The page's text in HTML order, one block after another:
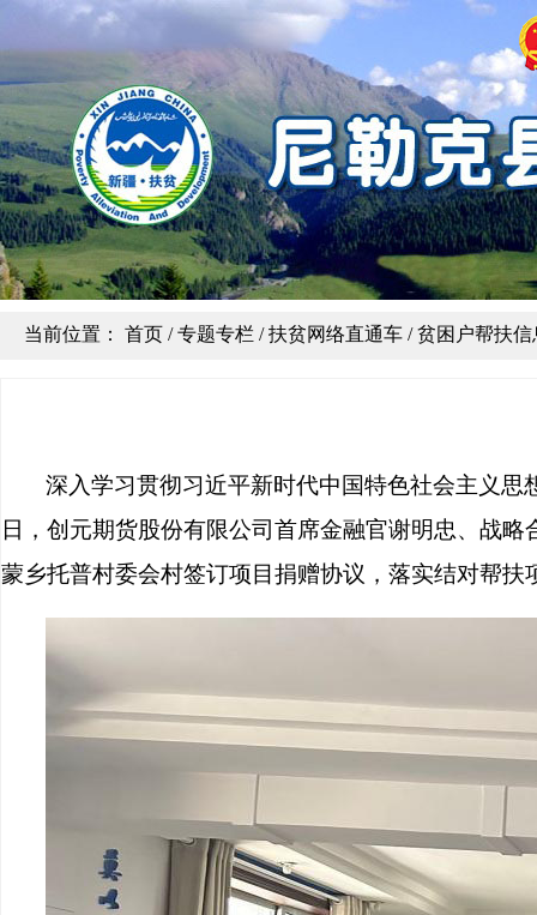
当前位置： 首页 /专题专栏 /扶贫网络直通车 /贫困户帮扶信
深入学习贯彻习近平新时代中国特色社会主义思
日，创元期货股份有限公司首席金融官谢明忠、战
蒙乡托普村委会村签订项目捐赠协议，落实结对帮